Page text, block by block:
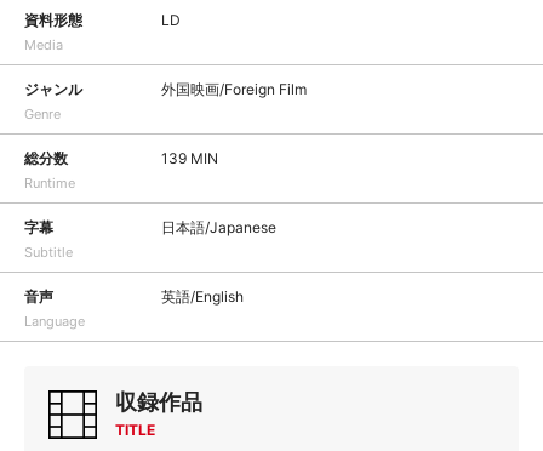
資料形態
Media
LD
ジャンル
Genre
外国映画/Foreign Film
総分数
Runtime
139 MIN
字幕
Subtitle
日本語/Japanese
音声
Language
英語/English
収録作品
TITLE